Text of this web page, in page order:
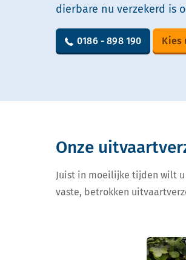
dierbare nu verzekerd is
0186 - 898 190 Kies
Onze
Juist in moeilijke tijden wilt
vaste, betrokken